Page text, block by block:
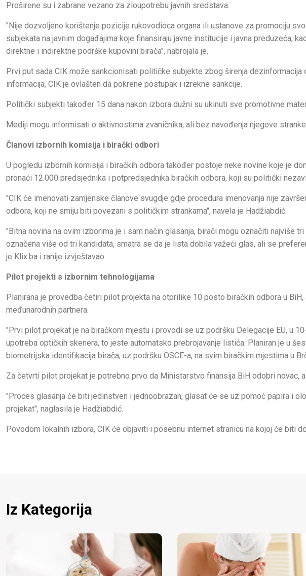
Proširene su i zabrane vezano za zloupotrebu javnih sredstava.
"Nije dozvoljeno korištenje pozicije rukovodioca organa ili ustanove za promociju
subjekata na javnim događajima koje finansiraju javne institucije i javna preduzeća,
direktne i indirektne podrške kupovini birača", nabrojala je.
Prvi put sada CIK može sankcionisati političke subjekte zbog širenja dezinformacija
informacija, CIK je ovlašten da pokrene postupak i izrekne sankcije.
Politički subjekti također 15 dana nakon izbora dužni su ukinuti sve promotivne
Mediji mogu informisati o aktivnostima zvaničnika, ali bez navođenja njegove
Članovi izbornih komisija i birački odbori
U pogledu izbornih komisija i biračkih odbora također postoje neke novine koje je
pronaći 12.000 predsjednika i potpredsjednika biračkih odbora, koji su politički
"CIK će imenovati zamjenske članove svugdje gdje procedura imenovanja nije
odbora, koji ne smiju biti povezani s političkim strankama", navela je Hadžiabdić.
"Bitna novina na ovim izborima je i sam način glasanja, birači mogu označiti najviše
označena više od tri kandidata, smatra se da je lista dobila važeći glas, ali se
je Klix.ba i ranije izvještavao.
Pilot projekti s izbornim tehnologijama
Planirana je provedba četiri pilot projekta na otprilike 10 posto biračkih odbora u
međunarodnih partnera.
"Prvi pilot projekat je na biračkom mjestu i provodi se uz podršku Delegacije EU, u
upotreba optičkih skenera, to jeste automatsko prebrojavanje listića. Planiran je u
biometrijska identifikacija birača, uz podršku OSCE-a, na svim biračkim mjestima u
Za četvrti pilot projekat je potrebno prvo da Ministarstvo finansija BiH odobri novac,
"Proces glasanja će biti jedinstven i jednoobrazan, glasat će se uz pomoć papira i
projekat", naglasila je Hadžiabdić.
Povodom lokalnih izbora, CIK će objaviti i posebnu internet stranicu na kojoj će biti
Iz Kategorija